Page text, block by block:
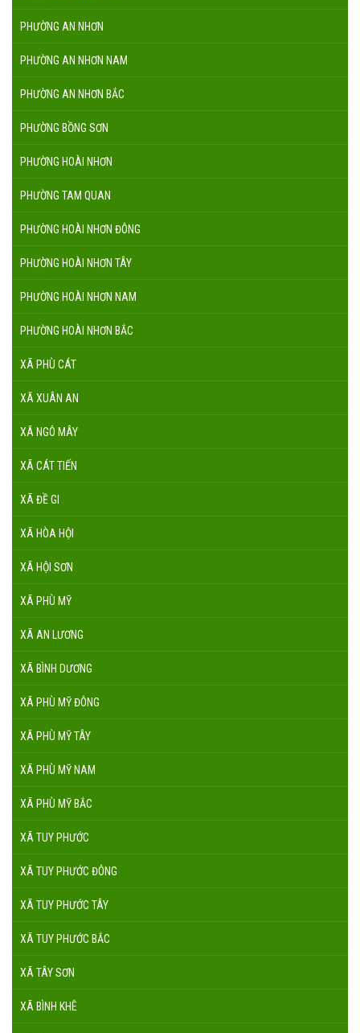
PHƯỜNG AN NHƠN
PHƯỜNG AN NHƠN NAM
PHƯỜNG AN NHƠN BẮC
PHƯỜNG BỒNG SƠN
PHƯỜNG HOÀI NHƠN
PHƯỜNG TAM QUAN
PHƯỜNG HOÀI NHƠN ĐÔNG
PHƯỜNG HOÀI NHƠN TÂY
PHƯỜNG HOÀI NHƠN NAM
PHƯỜNG HOÀI NHƠN BẮC
XÃ PHÙ CÁT
XÃ XUÂN AN
XÃ NGÔ MÂY
XÃ CÁT TIẾN
XÃ ĐỀ GI
XÃ HÒA HỘI
XÃ HỘI SƠN
XÃ PHÙ MỸ
XÃ AN LƯƠNG
XÃ BÌNH DƯƠNG
XÃ PHÙ MỸ ĐÔNG
XÃ PHÙ MỸ TÂY
XÃ PHÙ MỸ NAM
XÃ PHÙ MỸ BẮC
XÃ TUY PHƯỚC
XÃ TUY PHƯỚC ĐÔNG
XÃ TUY PHƯỚC TÂY
XÃ TUY PHƯỚC BẮC
XÃ TÂY SƠN
XÃ BÌNH KHÊ